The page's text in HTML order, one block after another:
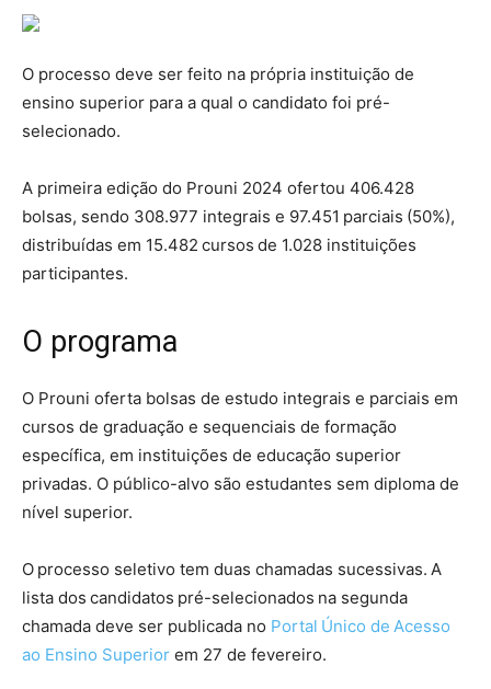
O processo deve ser feito na própria instituição de
ensino superior para a qual o candidato foi pré-
selecionado.
A primeira edição do Prouni 2024 ofertou 406.428
bolsas, sendo 308.977 integrais e 97.451 parciais (50%),
distribuídas em 15.482 cursos de 1.028 instituições
participantes.
O programa
O Prouni oferta bolsas de estudo integrais e parciais em
cursos de graduação e sequenciais de formação
específica, em instituições de educação superior
privadas. O público-alvo são estudantes sem diploma de
nível superior.
O processo seletivo tem duas chamadas sucessivas. A
lista dos candidatos pré-selecionados na segunda
chamada deve ser publicada no Portal Único de Acesso
ao Ensino Superior em 27 de fevereiro.